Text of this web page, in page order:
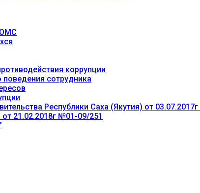
ОМС
коррупции
сотрудника
Республики Саха (Якутия) от
21.02.2018г №01-09/251